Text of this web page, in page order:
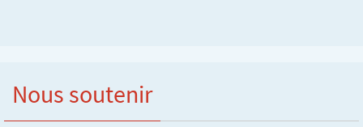
Nous soutenir